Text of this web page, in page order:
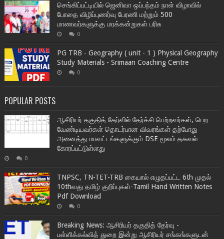
செங்கிப்பட்டியில் ஜெனிவா ஒப்பந்தம் நாள் விழாவில்
போதை விழிப்புணர்வு பேரணி மற்றும் 500
மாணவர்களுக்கு மரக்கன்றுகள் பரிசு
0
PG TRB - Geography ( unit - 1 ) Physical Geography
Study Materials - Srimaan Coaching Centre
0
POPULAR POSTS
ஆசிரியர் தகுதித் தேர்வில் தேர்ச்சி பெற்றவர்கள், பெற
வேண்டியவர்கள் தொடர்பான விவரங்கள் தற்போது
அனைத்து மாவட்டங்களுக்கும் DSE மூலம் தகவல்
கோரப்பட்டுள்ளது
0
TNPSC, TN-TET-TRB கையால் எழுதப்பட்ட 6th முதல்
10thவது தமிழ் குறிப்புகள்-Tamil Hand Written Notes
Pdf Download
0
Breaking News: ஆசிரியர் தகுதித் தேர்வு -
பள்ளிக்கல்வித் துறை இன்று ஆசிரியர் சங்கங்களுடன்